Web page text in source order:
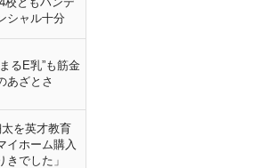
シャル十分
るE乳”も筋金
あざとさ
を英才教育
イホーム購入
きでした」